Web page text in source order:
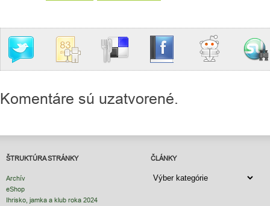
Komentáre sú uzatvorené.
ŠTRUKTÚRA STRÁNKY
Archív
eShop
Ihrisko, jamka a klub roka 2024
ČLÁNKY
ČLÁNKY